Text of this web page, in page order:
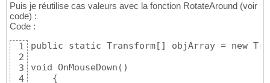
Puis je réutilise cas valeurs avec la fonction RotateAround (voir
code) :
Code :
1
2
3
4
public static Transform[] objArray = new
void OnMouseDown()
    {